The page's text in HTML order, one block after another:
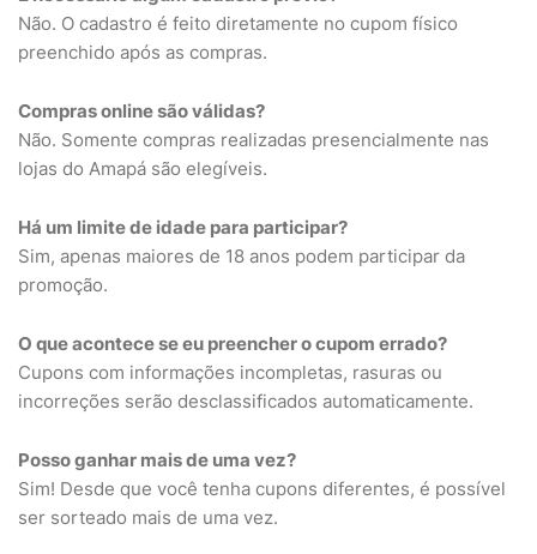
Não. O cadastro é feito diretamente no cupom físico
preenchido após as compras.
Compras online são válidas?
Não. Somente compras realizadas presencialmente nas
lojas do Amapá são elegíveis.
Há um limite de idade para participar?
Sim, apenas maiores de 18 anos podem participar da
promoção.
O que acontece se eu preencher o cupom errado?
Cupons com informações incompletas, rasuras ou
incorreções serão desclassificados automaticamente.
Posso ganhar mais de uma vez?
Sim! Desde que você tenha cupons diferentes, é possível
ser sorteado mais de uma vez.